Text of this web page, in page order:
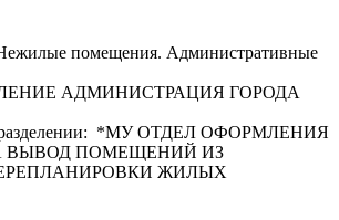
помещения. Административные
АДМИНИСТРАЦИЯ ГОРОДА
*МУ ОТДЕЛ ОФОРМЛЕНИЯ
ВЫВОД ПОМЕЩЕНИЙ ИЗ
ЖИЛЫХ